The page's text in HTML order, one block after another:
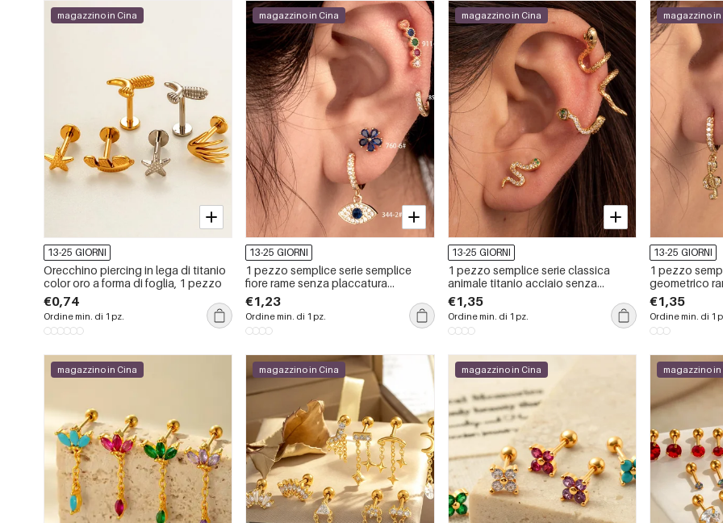
magazzino in Cina
13-25 GIORNI
Orecchino piercing in lega di titanio
color oro a forma di foglia, 1 pezzo
€0,74
Ordine min. di 1 pz.
magazzino in Cina
13-25 GIORNI
1 pezzo semplice serie semplice
fiore rame senza placcatura
materiale zircone orecchini da
donna piercing
€1,23
Ordine min. di 1 pz.
magazzino in Cina
13-25 GIORNI
1 pezzo semplice serie classica
animale titanio acciaio senza
placcatura materiale zircone
orecchini da donna piercing
€1,35
Ordine min. di 1 pz.
magazzino in
13-25 GIORNI
1 pezzo
geometrico
materiale
donna piercing
€1,35
Ordine min. di 1
magazzino in Cina magazzino in Cina magazzino in Cina magazzino in